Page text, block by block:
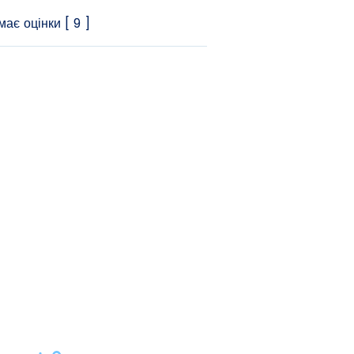
оцінки [ 9 ]